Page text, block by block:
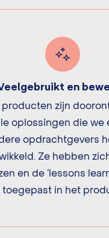
en
producten zijn
oplossingen die we
opdrachtgevers
Ze hebben
en de ‘lessons
toegepast in het